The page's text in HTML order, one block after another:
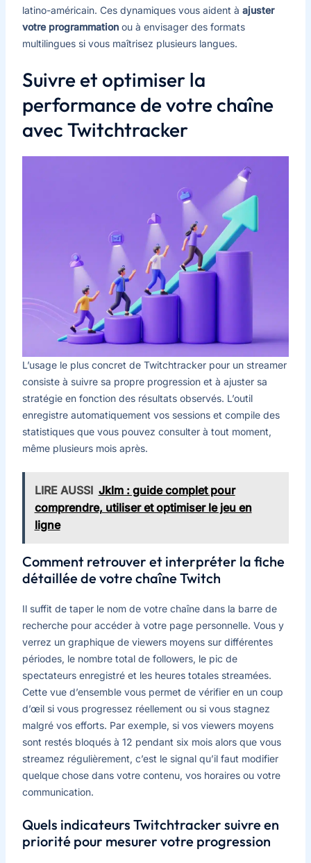
latino-américain. Ces dynamiques vous aident à ajuster
votre programmationou à envisager des formats
multilingues si vous maîtrisez plusieurs langues.
Suivre et optimiser la
performance de votre chaîne
avec Twitchtracker
L’usage le plus concret de Twitchtracker pour un streamer
consiste à suivre sa propre progression et à ajuster sa
stratégie en fonction des résultats observés. L’outil
enregistre automatiquement vos sessions et compile des
statistiques que vous pouvez consulter à tout moment,
même plusieurs mois après.
LIRE AUSSI Jklm : guide complet pour
comprendre, utiliser et optimiser le jeu en
ligne
Comment retrouver et interpréter la fiche
détaillée de votre chaîne Twitch
Il suffit de taper le nom de votre chaîne dans la barre de
recherche pour accéder à votre page personnelle. Vous y
verrez un graphique de viewers moyens sur différentes
périodes, le nombre total de followers, le pic de
spectateurs enregistré et les heures totales streamées.
Cette vue d’ensemble vous permet de vérifier en un coup
d’œil si vous progressez réellement ou si vous stagnez
malgré vos efforts. Par exemple, si vos viewers moyens
sont restés bloqués à 12 pendant six mois alors que vous
streamez régulièrement, c’est le signal qu’il faut modifier
quelque chose dans votre contenu, vos horaires ou votre
communication.
Quels indicateurs Twitchtracker suivre en
priorité pour mesurer votre progression